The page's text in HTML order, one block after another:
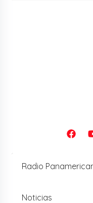
Radio
Noticias